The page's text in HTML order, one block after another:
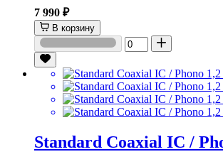
7 990 ₽
В корзину
Standard Coaxial IC /